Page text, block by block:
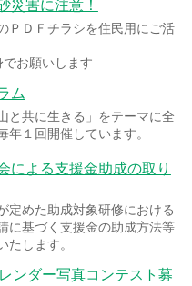
災害に注意！
ＤＦチラシを住民用にご活
お願いします
ム
と共に生きる」をテーマに全
年１回開催しています。
による支援金助成の取り
定めた助成対象研修における
に基づく支援金の助成方法等
します。
ダー写真コンテスト募